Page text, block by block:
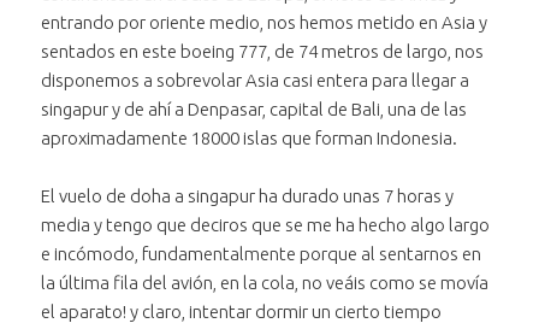
entrando por oriente medio, nos hemos metido en Asia y
sentados en este boeing 777, de 74 metros de largo, nos
disponemos a sobrevolar Asia casi entera para llegar a
singapur y de ahí a Denpasar, capital de Bali, una de las
aproximadamente 18000 islas que forman Indonesia.
El vuelo de doha a singapur ha durado unas 7 horas y
media y tengo que deciros que se me ha hecho algo largo
e incómodo, fundamentalmente porque al sentarnos en
la última fila del avión, en la cola, no veáis como se movía
el aparato! y claro, intentar dormir un cierto tiempo